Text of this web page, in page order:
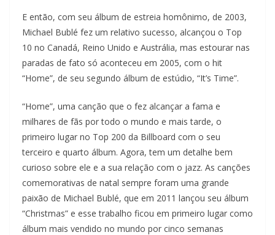
E então, com seu álbum de estreia homônimo, de 2003,
Michael Bublé fez um relativo sucesso, alcançou o Top
10 no Canadá, Reino Unido e Austrália, mas estourar nas
paradas de fato só aconteceu em 2005, com o hit
“Home”, de seu segundo álbum de estúdio, “It’s Time”.
“Home”, uma canção que o fez alcançar a fama e
milhares de fãs por todo o mundo e mais tarde, o
primeiro lugar no Top 200 da Billboard com o seu
terceiro e quarto álbum. Agora, tem um detalhe bem
curioso sobre ele e a sua relação com o jazz. As canções
comemorativas de natal sempre foram uma grande
paixão de Michael Bublé, que em 2011 lançou seu álbum
“Christmas” e esse trabalho ficou em primeiro lugar como
álbum mais vendido no mundo por cinco semanas